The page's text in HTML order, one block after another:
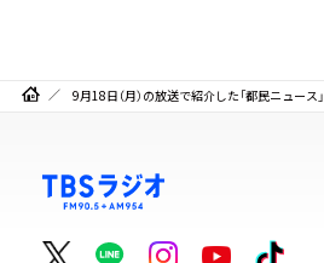
9月18日（月）の放送で紹介した「都民ニュース」